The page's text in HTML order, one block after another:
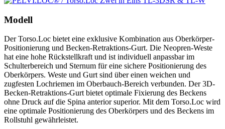
Modell
Der Torso.Loc bietet eine exklusive Kombination aus Oberkörper-
Positionierung und Becken-Retraktions-Gurt. Die Neopren-Weste
hat eine hohe Rückstellkraft und ist individuell anpassbar im
Schulterbereich und Sternum für eine sichere Positionierung des
Oberkörpers. Weste und Gurt sind über einen weichen und
zugfesten Lochriemen im Oberbauch-Bereich verbunden. Der 3D-
Becken-Retraktions-Gurt bietet optimale Fixierung des Beckens
ohne Druck auf die Spina anterior superior. Mit dem Torso.Loc wird
eine optimale Positionierung des Oberkörpers und des Beckens im
Rollstuhl gewährleistet.